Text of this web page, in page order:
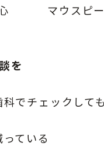
マウスピ
を
でチェックして
ている